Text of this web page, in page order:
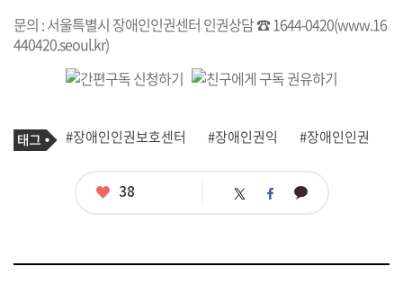
문의 : 서울특별시 장애인인권센터 인권상담 ☎ 1644-0420(www.16
440420.seoul.kr)
기
사
태
그
#장애인인권보호센터 #장애인권익 #장애인인권
좋
38 트 페 카